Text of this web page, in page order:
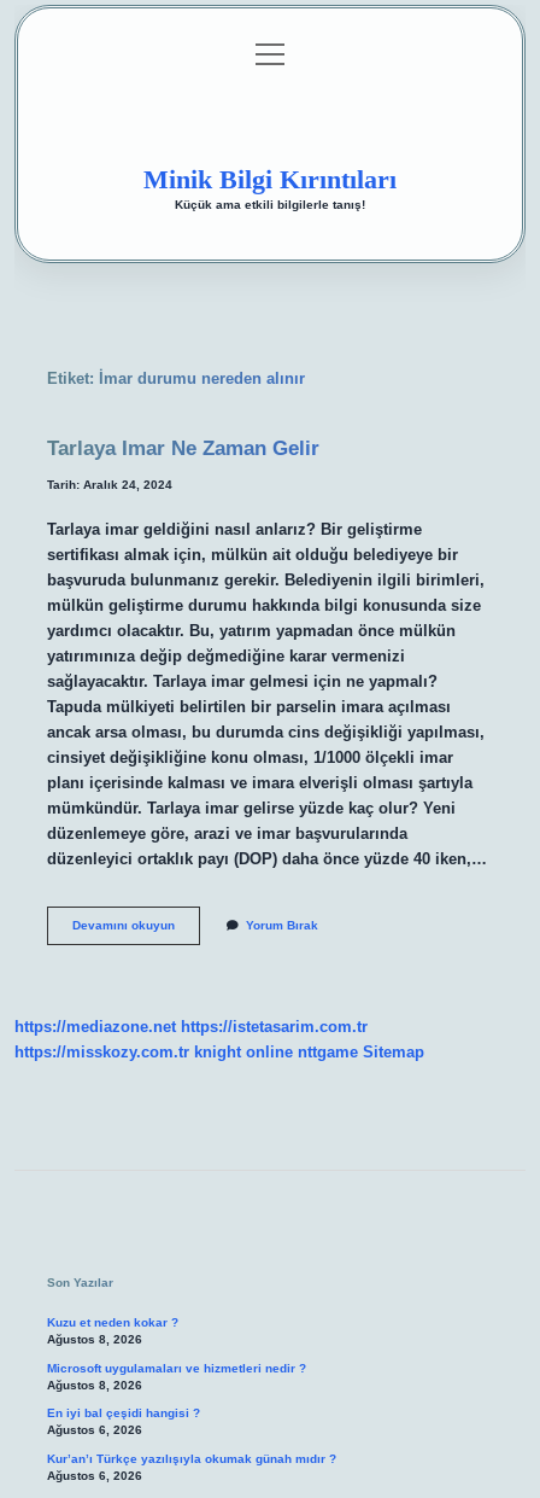
Gizlilik Politikası
menüyü
aç
Minik Bilgi Kırıntıları
Küçük ama etkili bilgilerle tanış!
Etiket: İmar durumu nereden alınır
Tarlaya Imar Ne Zaman Gelir
Tarih: Aralık 24, 2024
Tarlaya imar geldiğini nasıl anlarız? Bir geliştirme
sertifikası almak için, mülkün ait olduğu belediyeye bir
başvuruda bulunmanız gerekir. Belediyenin ilgili birimleri,
mülkün geliştirme durumu hakkında bilgi konusunda size
yardımcı olacaktır. Bu, yatırım yapmadan önce mülkün
yatırımınıza değip değmediğine karar vermenizi
sağlayacaktır. Tarlaya imar gelmesi için ne yapmalı?
Tapuda mülkiyeti belirtilen bir parselin imara açılması
ancak arsa olması, bu durumda cins değişikliği yapılması,
cinsiyet değişikliğine konu olması, 1/1000 ölçekli imar
planı içerisinde kalması ve imara elverişli olması şartıyla
mümkündür. Tarlaya imar gelirse yüzde kaç olur? Yeni
düzenlemeye göre, arazi ve imar başvurularında
düzenleyici ortaklık payı (DOP) daha önce yüzde 40 iken,…
Devamını okuyunTarlaya
Yorum Bırak
https://mediazone.net https://istetasarim.com.tr
https://misskozy.com.tr knight online nttgame Sitemap
Son Yazılar
Kuzu et neden kokar ?
Ağustos 8, 2026
Microsoft uygulamaları ve hizmetleri nedir ?
Ağustos 8, 2026
En iyi bal çeşidi hangisi ?
Ağustos 6, 2026
Kur’an’ı Türkçe yazılışıyla okumak günah mıdır ?
Ağustos 6, 2026